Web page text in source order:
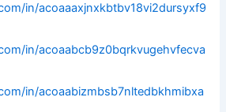
in/acoaaaxjnxkbtbv18vi2dursyxf9
in/acoaabcb9z0bqrkvugehvfecva
in/acoaabizmbsb7nltedbkhmibxa